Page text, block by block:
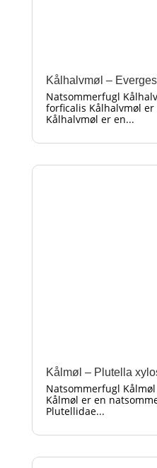
Kålhalvmøl –
Natsommerfugl
forficalis Kålhalvmøl
Kålhalvmøl er en...
Kålmøl – Plutella
Natsommerfugl
Kålmøl er en
Plutellidae...